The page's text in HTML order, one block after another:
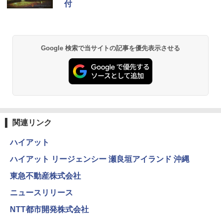
付
Google 検索で当サイトの記事を優先表示させる
関連リンク
ハイアット
ハイアット リージェンシー 瀬良垣アイランド 沖縄
東急不動産株式会社
ニュースリリース
NTT都市開発株式会社